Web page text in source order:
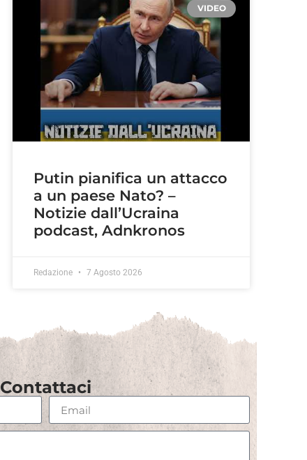
VIDEO
Putin pianifica un attacco
a un paese Nato? –
Notizie dall’Ucraina
podcast, Adnkronos
Redazione 7 Agosto 2026
Contattaci